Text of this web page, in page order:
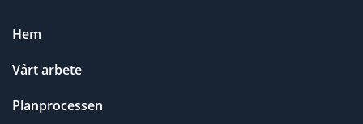
Hem
Vårt arbete
Planprocessen